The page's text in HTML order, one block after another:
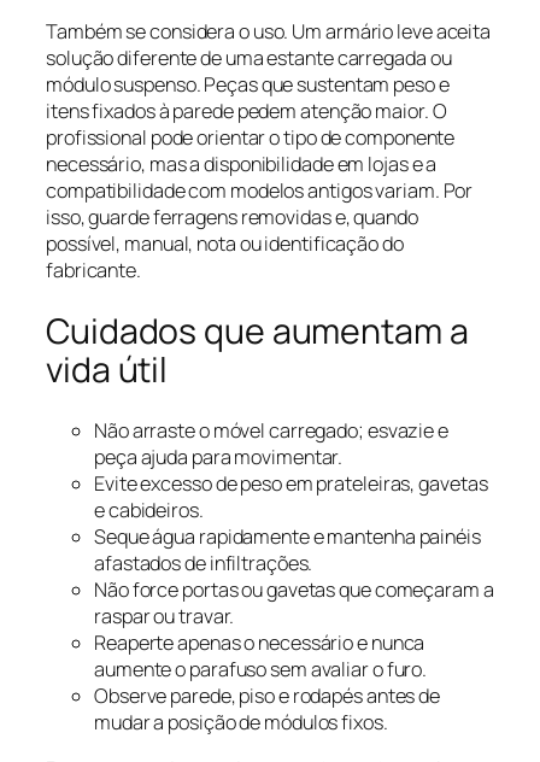
Também se considera o uso. Um armário leve aceita
solução diferente de uma estante carregada ou
módulo suspenso. Peças que sustentam peso e
itens fixados à parede pedem atenção maior. O
profissional pode orientar o tipo de componente
necessário, mas a disponibilidade em lojas e a
compatibilidade com modelos antigos variam. Por
isso, guarde ferragens removidas e, quando
possível, manual, nota ou identificação do
fabricante.
Cuidados que aumentam a
vida útil
Não arraste o móvel carregado; esvazie e
peça ajuda para movimentar.
Evite excesso de peso em prateleiras, gavetas
e cabideiros.
Seque água rapidamente e mantenha painéis
afastados de infiltrações.
Não force portas ou gavetas que começaram a
raspar ou travar.
Reaperte apenas o necessário e nunca
aumente o parafuso sem avaliar o furo.
Observe parede, piso e rodapés antes de
mudar a posição de módulos fixos.